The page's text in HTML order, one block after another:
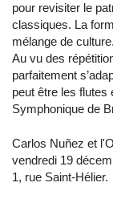
pour revisiter le
classiques. La
mélange de culture.
Au vu des
parfaitement
peut être les flutes
Symphonique de
Carlos Nuñez et
vendredi 19
1, rue Saint-Hélier.